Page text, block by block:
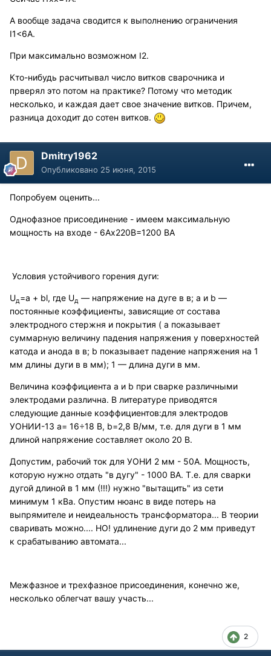
А вообще задача сводится к выполнению ограничения
I1<6А.
При максимально возможном I2.
Кто-нибудь расчитывал число витков сварочника и
прверял это потом на практике? Потому что методик
несколько, и каждая дает свое значение витков. Причем,
разница доходит до сотен витков.
Dmitry1962
Опубликовано 25 июня, 2015
Попробуем оценить...
Однофазное присоединение - имеем максимальную
мощность на входе - 6Ах220В=1200 ВА
Условия устойчивого горения дуги:
Uд=a + bl, где Uд — напряжение на дуге в в; а и b —
постоянные коэффициенты, зависящие от состава
электродного стержня и покрытия ( а показывает
суммарную величину падения напряжения у поверхностей
катода и анода в в; b показывает падение напряжения на 1
мм длины дуги в в мм); 1 — длина дуги в мм.
Величина коэффициента а и b при сварке различными
электродами различна. В литературе приводятся
следующие данные коэффициентов:для электродов
УОНИИ-13 а= 16÷18 В, b=2,8 В/мм, т.е. для дуги в 1 мм
длиной напряжение составляет около 20 В.
Допустим, рабочий ток для УОНИ 2 мм - 50А. Мощность,
которую нужно отдать "в дугу" - 1000 ВА. Т.е. для сварки
дугой длиной в 1 мм (!!!) нужно "вытащить" из сети
минимум 1 кВа. Опустим нюанс в виде потерь на
выпрямителе и неидеальность трансформатора... В теории
сваривать можно.... НО! удлинение дуги до 2 мм приведут
к срабатыванию автомата...
Межфазное и трехфазное присоединения, конечно же,
несколько облегчат вашу участь...
2